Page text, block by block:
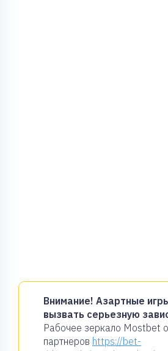
Внимание! Азартные
вызвать серьезную
Рабочее зеркало Mostbet
партнеров https://bet-